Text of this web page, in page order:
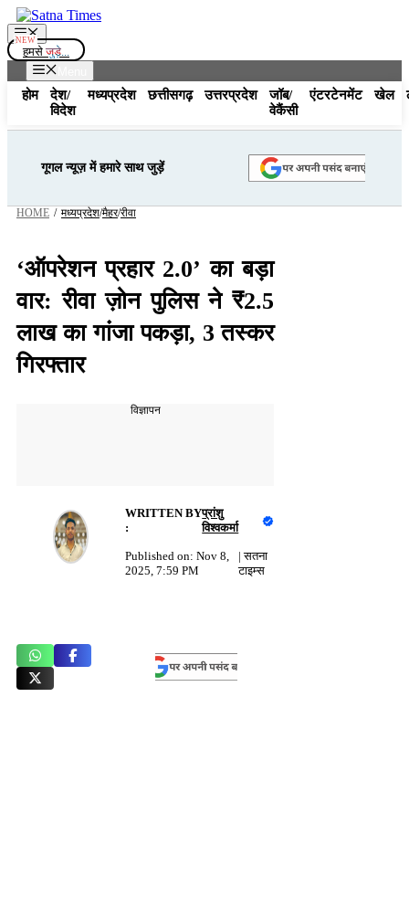
Skip
to
content
Menu
हमसे जुड़े...
होम
देश/
विदेश
मध्यप्रदेश छत्तीसगढ़ उत्तरप्रदेश
जॉब/
वेकैंसी
एंटरटेनमेंट खेल
गूगल न्यूज़ में हमारे साथ जुड़ें
HOME / मध्यप्रदेश/मैहर/रीवा
‘ऑपरेशन प्रहार 2.0’ का बड़ा
वार: रीवा ज़ोन पुलिस ने ₹2.5
लाख का गांजा पकड़ा, 3 तस्कर
गिरफ्तार
विज्ञापन
WRITTEN BY
:
प्रांशु
विश्वकर्मा
Published on: Nov 8,
2025, 7:59 PM
|सतना
टाइम्स